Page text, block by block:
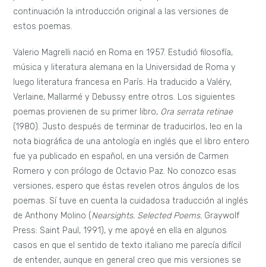
continuación la introducción original a las versiones de
estos poemas.
Valerio Magrelli nació en Roma en 1957. Estudió filosofía,
música y literatura alemana en la Universidad de Roma y
luego literatura francesa en París. Ha traducido a Valéry,
Verlaine, Mallarmé y Debussy entre otros. Los siguientes
poemas provienen de su primer libro, Ora serrata retinae
(1980). Justo después de terminar de traducirlos, leo en la
nota biográfica de una antología en inglés que el libro entero
fue ya publicado en español, en una versión de Carmen
Romero y con prólogo de Octavio Paz. No conozco esas
versiones, espero que éstas revelen otros ángulos de los
poemas. Sí tuve en cuenta la cuidadosa traducción al inglés
de Anthony Molino (Nearsights. Selected Poems. Graywolf
Press: Saint Paul, 1991), y me apoyé en ella en algunos
casos en que el sentido de texto italiano me parecía difícil
de entender, aunque en general creo que mis versiones se